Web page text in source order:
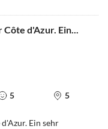
d'Azur. Ein...
5 5
Ein sehr